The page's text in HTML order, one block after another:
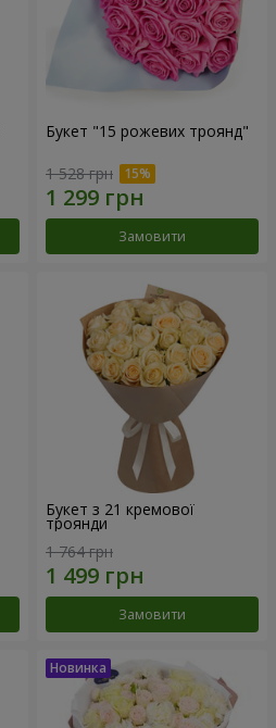
Букет "15 рожевих троянд"
1 528 грн
Замовити
Букет з 21 кремової
троянди
1 764 грн
Замовити